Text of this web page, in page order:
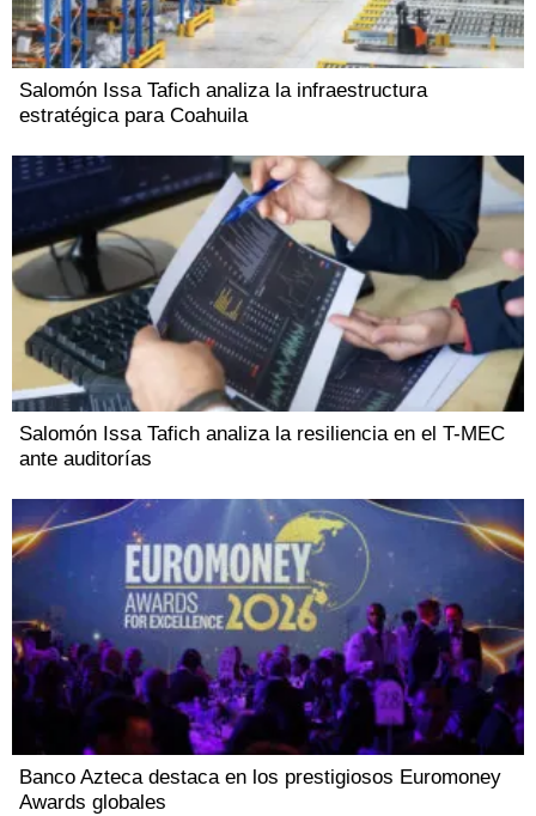
Salomón Issa Tafich analiza la infraestructura
estratégica para Coahuila
Salomón Issa Tafich analiza la resiliencia en el T-MEC
ante auditorías
Banco Azteca destaca en los prestigiosos Euromoney
Awards globales